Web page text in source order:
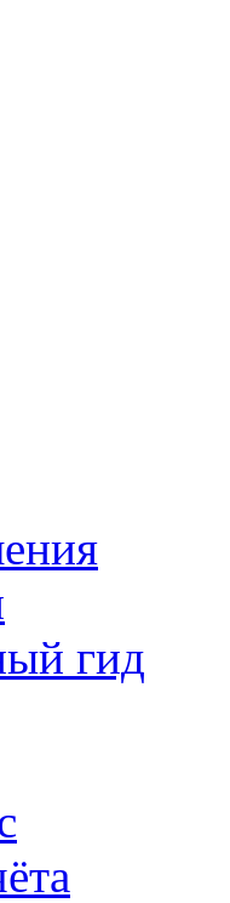
гид